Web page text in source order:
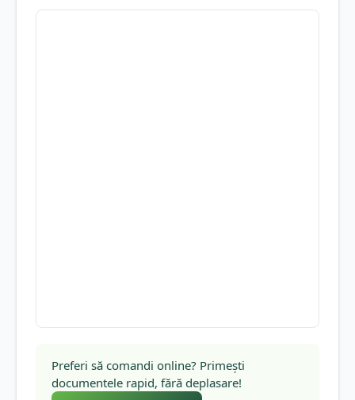
Preferi să comandi online? Primești
documentele rapid, fără deplasare!